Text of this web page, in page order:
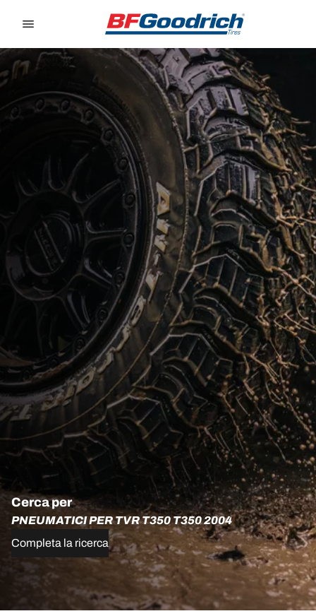
Cerca per
PNEUMATICI PER TVR T350 T350 2004
Completa la ricerca